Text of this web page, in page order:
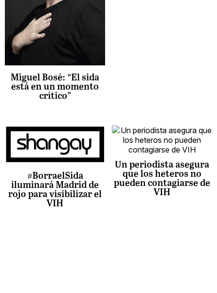
Miguel Bosé: “El sida
está en un momento
crítico”
#BorraelSida
iluminará Madrid de
rojo para visibilizar el
VIH
Un periodista asegura
que los heteros no
pueden contagiarse de
VIH